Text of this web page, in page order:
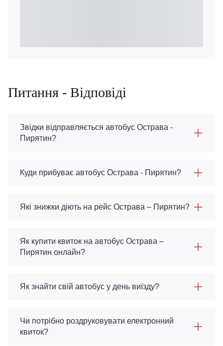
Питання - Відповіді
Звідки відправляється автобус Острава -
Пирятин?
Куди прибуває автобус Острава - Пирятин?
Які знижки діють на рейс Острава – Пирятин?
Як купити квиток на автобус Острава –
Пирятин онлайн?
Як знайти свій автобус у день виїзду?
Чи потрібно роздруковувати електронний
квиток?